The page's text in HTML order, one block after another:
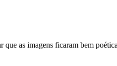
as imagens ficaram bem